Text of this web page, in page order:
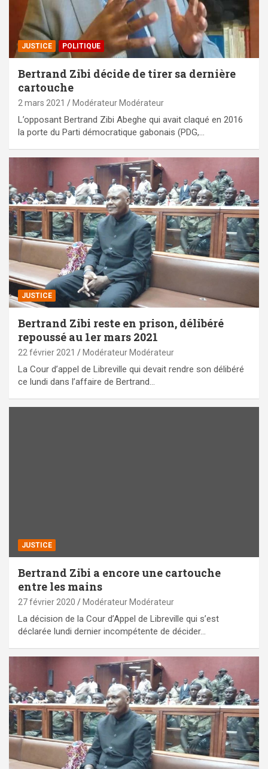
JUSTICE POLITIQUE
Bertrand Zibi décide de tirer sa dernière
cartouche
2 mars 2021 Modérateur Modérateur
L’opposant Bertrand Zibi Abeghe qui avait claqué en 2016
la porte du Parti démocratique gabonais (PDG,…
JUSTICE
Bertrand Zibi reste en prison, délibéré
repoussé au 1er mars 2021
22 février 2021 Modérateur Modérateur
La Cour d’appel de Libreville qui devait rendre son délibéré
ce lundi dans l’affaire de Bertrand…
JUSTICE
Bertrand Zibi a encore une cartouche
entre les mains
27 février 2020 Modérateur Modérateur
La décision de la Cour d’Appel de Libreville qui s’est
déclarée lundi dernier incompétente de décider…